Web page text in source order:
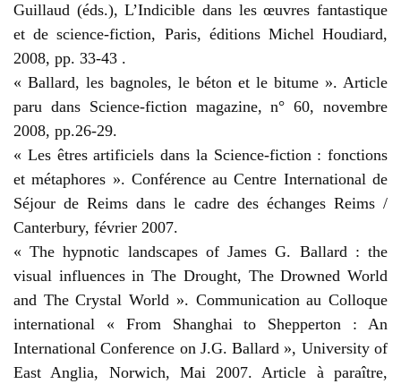
Guillaud (éds.), L’Indicible dans les œuvres fantastique
et de science-fiction, Paris, éditions Michel Houdiard,
2008, pp. 33-43 .
« Ballard, les bagnoles, le béton et le bitume ». Article
paru dans Science-fiction magazine, n° 60, novembre
2008, pp.26-29.
« Les êtres artificiels dans la Science-fiction : fonctions
et métaphores ». Conférence au Centre International de
Séjour de Reims dans le cadre des échanges Reims /
Canterbury, février 2007.
« The hypnotic landscapes of James G. Ballard : the
visual influences in The Drought, The Drowned World
and The Crystal World ». Communication au Colloque
international « From Shanghai to Shepperton : An
International Conference on J.G. Ballard », University of
East Anglia, Norwich, Mai 2007. Article à paraître,